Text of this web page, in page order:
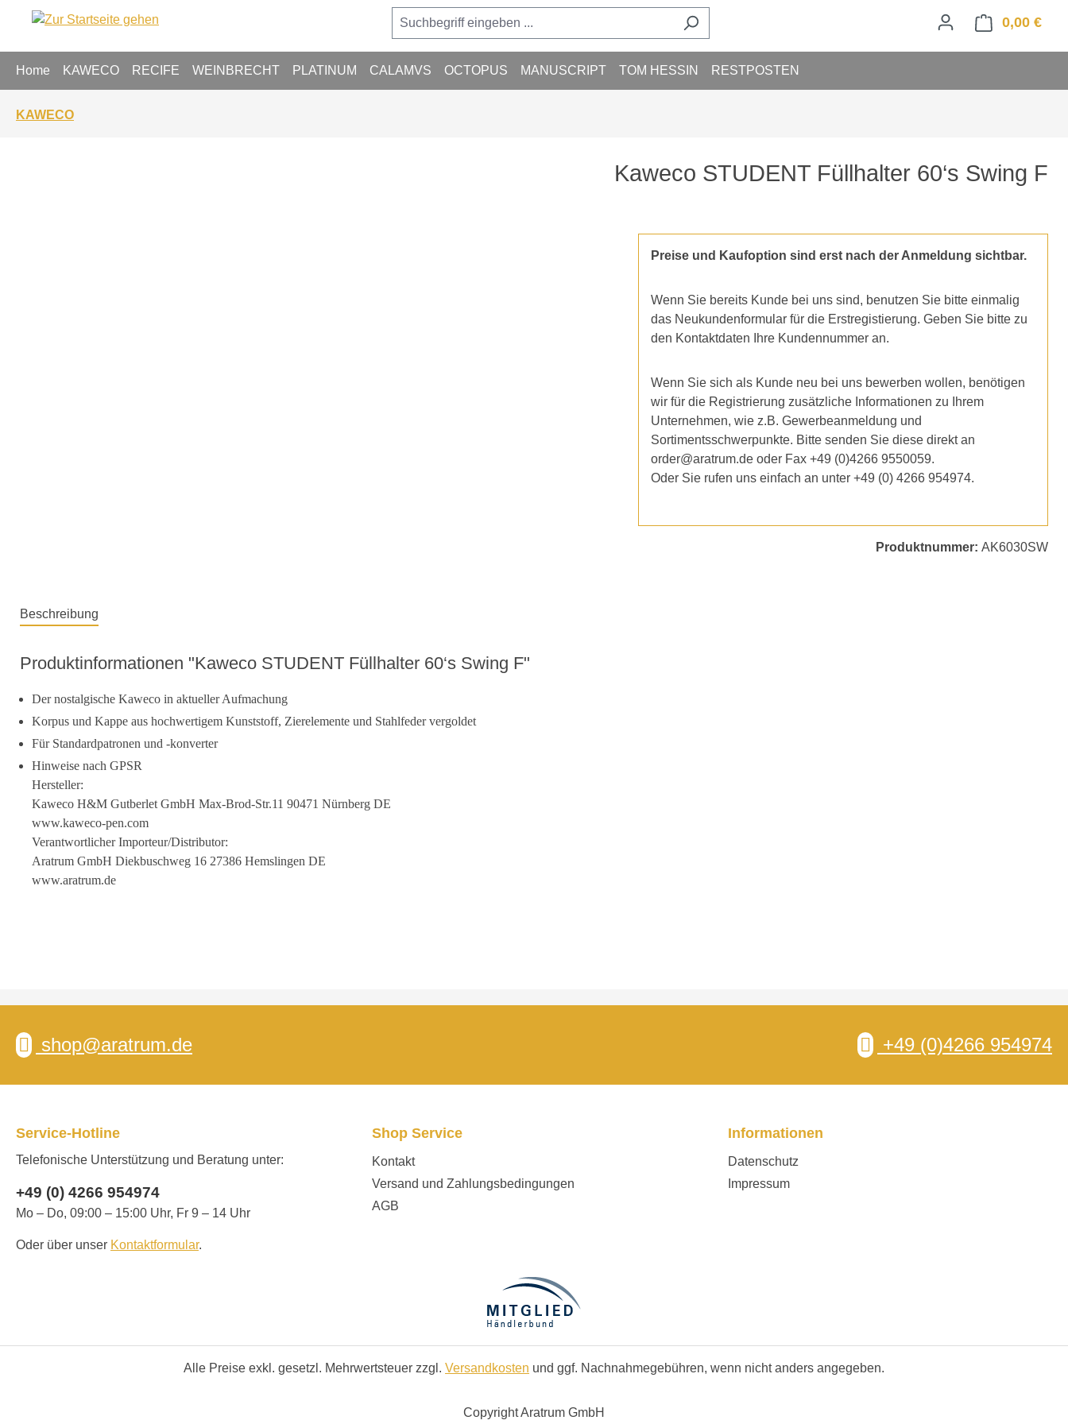
Zur Hauptnavigation springen 0,00 €
Home KAWECO RECIFE WEINBRECHT PLATINUM CALAMVS OCTOPUS MANUSCRIPT TOM HESSIN RESTPOSTEN
KAWECO
Kaweco STUDENT Füllhalter 60‘s Swing F
Preise und Kaufoption sind erst nach der Anmeldung sichtbar.
Wenn Sie bereits Kunde bei uns sind, benutzen Sie bitte einmalig
das Neukundenformular für die Erstregistierung. Geben Sie bitte zu
den Kontaktdaten Ihre Kundennummer an.
Wenn Sie sich als Kunde neu bei uns bewerben wollen, benötigen
wir für die Registrierung zusätzliche Informationen zu Ihrem
Unternehmen, wie z.B. Gewerbeanmeldung und
Sortimentsschwerpunkte. Bitte senden Sie diese direkt an
order@aratrum.de oder Fax +49 (0)4266 9550059.
Oder Sie rufen uns einfach an unter +49 (0) 4266 954974.
Produktnummer: AK6030SW
Beschreibung
Produktinformationen "Kaweco STUDENT Füllhalter 60‘s Swing F"
Der nostalgische Kaweco in aktueller Aufmachung
Korpus und Kappe aus hochwertigem Kunststoff, Zierelemente und Stahlfeder vergoldet
Für Standardpatronen und -konverter
Hinweise nach GPSR
Hersteller:
Kaweco H&M Gutberlet GmbH Max-Brod-Str.11 90471 Nürnberg DE
www.kaweco-pen.com
Verantwortlicher Importeur/Distributor:
Aratrum GmbH Diekbuschweg 16 27386 Hemslingen DE
www.aratrum.de
shop@aratrum.de +49 (0)4266 954974
Service-Hotline
Telefonische Unterstützung und Beratung unter:
+49 (0) 4266 954974
Mo – Do, 09:00 – 15:00 Uhr, Fr 9 – 14 Uhr
Oder über unser Kontaktformular.
Shop Service
Kontakt
Versand und Zahlungsbedingungen
AGB
Informationen
Datenschutz
Impressum
Alle Preise exkl. gesetzl. Mehrwertsteuer zzgl. Versandkosten und ggf. Nachnahmegebühren, wenn nicht anders angegeben.
Copyright Aratrum GmbH